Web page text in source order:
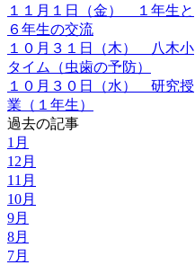
１１月１日（金） １年生と
６年生の交流
１０月３１日（木） 八木小
タイム（虫歯の予防）
１０月３０日（水） 研究授
業（１年生）
過去の記事
1月
12月
11月
10月
9月
8月
7月